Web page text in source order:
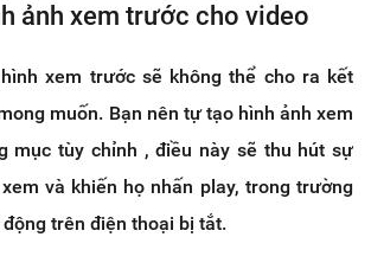
ảnh xem trước cho video
xem trước sẽ không thể cho ra kết
muốn. Bạn nên tự tạo hình ảnh xem
mục tùy chỉnh , điều này sẽ thu hút sự
và khiến họ nhấn play, trong trường
trên điện thoại bị tắt.